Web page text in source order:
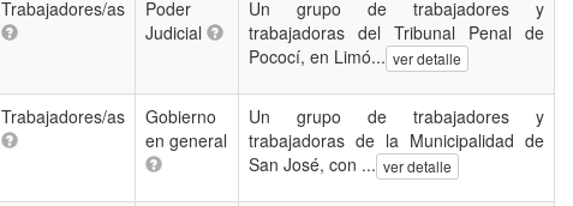
Trabajadores/as
Poder
Judicial
Un grupo de trabajadores y
trabajadoras del Tribunal Penal de
Pococí, en Limó... ver detalle
Trabajadores/as
Gobierno
en general
Un grupo de trabajadores y
trabajadoras de la Municipalidad de
San José, con ... ver detalle